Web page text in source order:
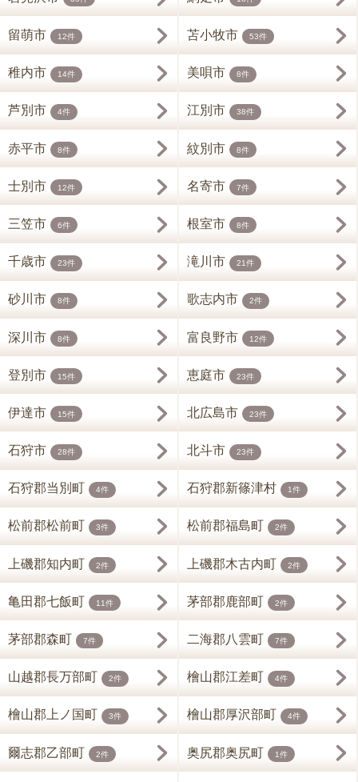
留萌市 12件 苫小牧市 53件
稚内市 14件 美唄市 8件
芦別市 4件 江別市 38件
赤平市 8件 紋別市 8件
士別市 12件 名寄市 7件
三笠市 6件 根室市 8件
千歳市 23件 滝川市 21件
砂川市 8件 歌志内市 2件
深川市 8件 富良野市 12件
登別市 15件 恵庭市 23件
伊達市 15件 北広島市 23件
石狩市 28件 北斗市 23件
石狩郡当別町 4件 石狩郡新篠津村 1件
松前郡松前町 3件 松前郡福島町 2件
上磯郡知内町 2件 上磯郡木古内町 2件
亀田郡七飯町 11件 茅部郡鹿部町 2件
茅部郡森町 7件 二海郡八雲町 7件
山越郡長万部町 2件 檜山郡江差町 4件
檜山郡上ノ国町 3件 檜山郡厚沢部町 4件
爾志郡乙部町 2件 奥尻郡奥尻町 1件